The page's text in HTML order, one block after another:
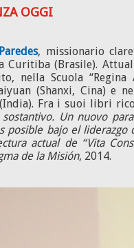
OGGI
, missionario
Curitiba (Brasile).
nella Scuola
(Shanxi, Cina) e
(India). Fra i suoi libri
Un nuovo
posible bajo el liderazgo
actual de “Vita
de la Misión, 2014.